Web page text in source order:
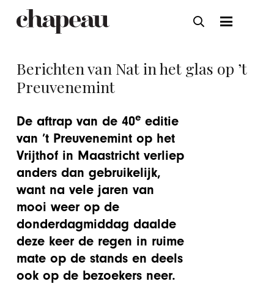
Berichten van Nat in het glas op ’t
Preuvenemint
De aftrap van de 40e editie
van ’t Preuvenemint op het
Vrijthof in Maastricht verliep
anders dan gebruikelijk,
want na vele jaren van
mooi weer op de
donderdagmiddag daalde
deze keer de regen in ruime
mate op de stands en deels
ook op de bezoekers neer.